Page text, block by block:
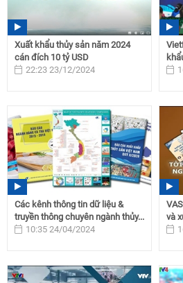
Xuất khẩu thủy sản năm 2024
cán đích 10 tỷ USD
22:23 23/12/2024
Các kênh thông tin dữ liệu &
truyền thông chuyên ngành thủy...
10:35 24/04/2024
và